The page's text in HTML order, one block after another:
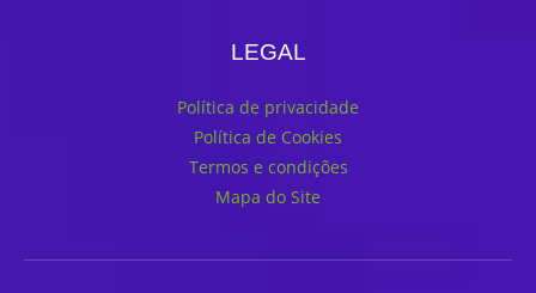
LEGAL
Política de privacidade
Política de Cookies
Termos e condições
Mapa do Site